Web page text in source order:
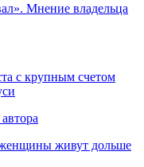
Мнение владельца
с крупным счетом
женщины живут дольше